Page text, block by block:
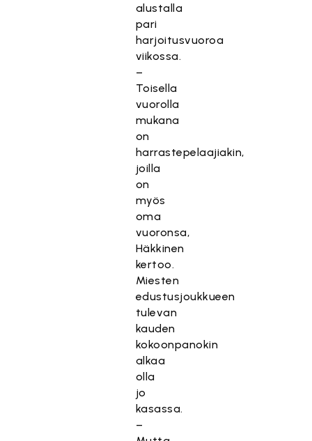
alustalla
pari
harjoitusvuoroa
viikossa.
–
Toisella
vuorolla
mukana
on
harrastepelaajiakin,
joilla
on
myös
oma
vuoronsa,
Häkkinen
kertoo.
Miesten
edustusjoukkueen
tulevan
kauden
kokoonpanokin
alkaa
olla
jo
kasassa.
–